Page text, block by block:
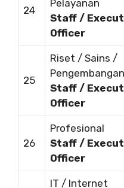
24
Pelayanan
Staff /
Officer
25
Riset / Sains /
Pengembangan
Staff /
Officer
26
Profesional
Staff /
Officer
IT / Internet